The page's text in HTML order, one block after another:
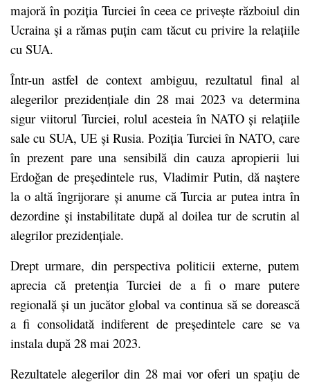
majoră în poziția Turciei în ceea ce privește războiul din
Ucraina și a rămas puțin cam tăcut cu privire la relațiile
cu SUA.
Într-un astfel de context ambiguu, rezultatul final al
alegerilor prezidențiale din 28 mai 2023 va determina
sigur viitorul Turciei, rolul acesteia în NATO și relațiile
sale cu SUA, UE și Rusia. Poziția Turciei în NATO, care
în prezent pare una sensibilă din cauza apropierii lui
Erdoğan de președintele rus, Vladimir Putin, dă naștere
la o altă îngrijorare și anume că Turcia ar putea intra în
dezordine și instabilitate după al doilea tur de scrutin al
alegrilor prezidențiale.
Drept urmare, din perspectiva politicii externe, putem
aprecia că pretenția Turciei de a fi o mare putere
regională și un jucător global va continua să se dorească
a fi consolidată indiferent de președintele care se va
instala după 28 mai 2023.
Rezultatele alegerilor din 28 mai vor oferi un spațiu de